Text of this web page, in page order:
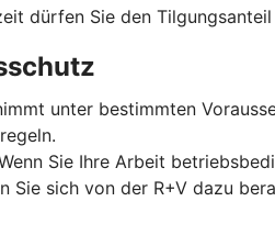
dürfen Sie den
unter bestimmten
Sie Ihre Arbeit
Sie sich von der R+V dazu